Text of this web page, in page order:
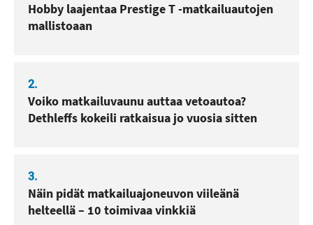
Hobby laajentaa Prestige T -matkailuautojen
mallistoaan
2.
Voiko matkailuvaunu auttaa vetoautoa?
Dethleffs kokeili ratkaisua jo vuosia sitten
3.
Näin pidät matkailuajoneuvon viileänä
helteellä – 10 toimivaa vinkkiä